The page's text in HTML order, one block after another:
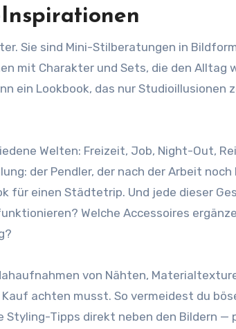
Sie sind Mini-Stilberatungen in
mit Charakter und Sets, die den Alltag
ein Lookbook, das nur Studioillusionen
Welten: Freizeit, Job, Night-Out,
der Pendler, der nach der Arbeit
für einen Städtetrip. Und jede dieser
Welche Accessoires
von Nähten,
achten musst. So vermeidest du
Tipps direkt neben den Bildern —